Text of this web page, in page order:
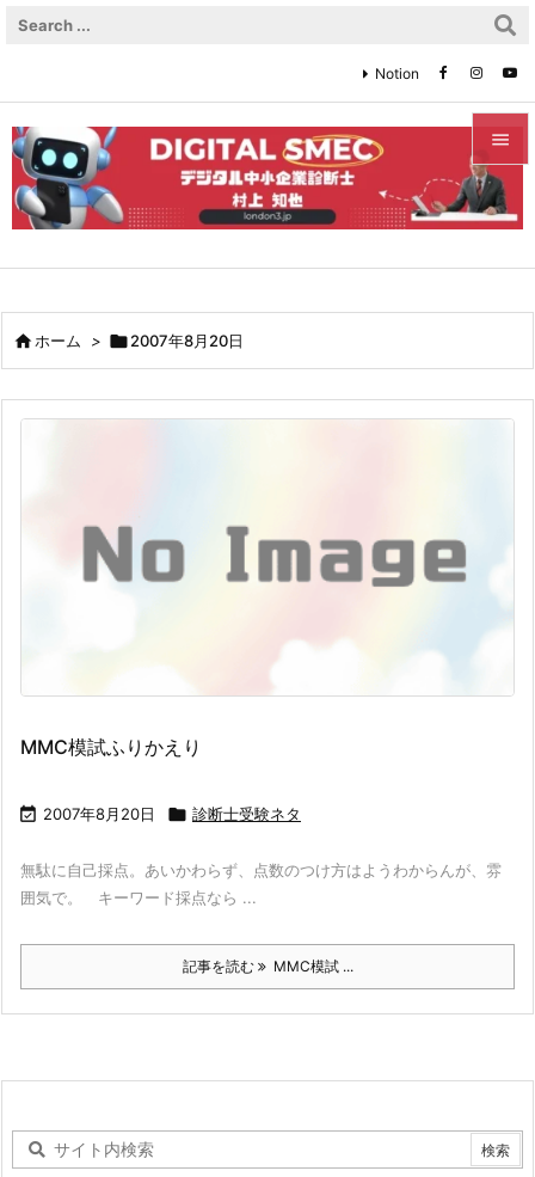


メニュ


次へ
Notion
ホーム > 2007年8月20日
MMC模試ふりかえり
 2007年8月20日  診断士受験ネタ
無駄に自己採点。あいかわらず、点数のつけ方はようわからんが、雰
囲気で。 キーワード採点なら ...
記事を読む MMC模試 ...